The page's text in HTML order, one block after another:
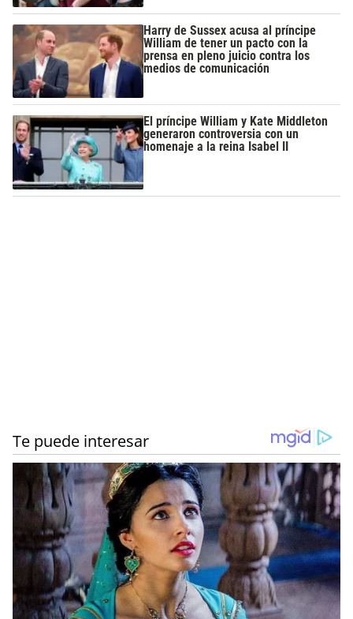
Harry de Sussex acusa al príncipe
William de tener un pacto con la
prensa en pleno juicio contra los
medios de comunicación
El príncipe William y Kate Middleton
generaron controversia con un
homenaje a la reina Isabel II